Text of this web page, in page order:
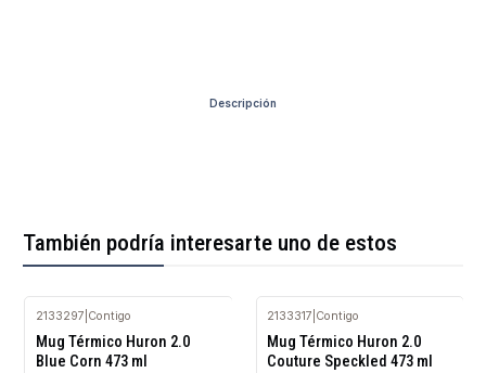
Descripción
También podría interesarte uno de estos
2133297 Contigo
Mug Térmico Huron 2.0
Blue Corn 473 ml
2133317 Contigo
Mug Térmico Huron 2.0
Couture Speckled 473 ml